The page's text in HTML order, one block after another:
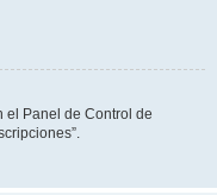
el Panel de Control de